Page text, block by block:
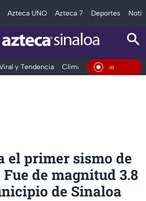
Azteca UNO Azteca 7 Deportes
y Tendencia Clima Deportes En
el primer sismo de
de magnitud 3.8
de Sinaloa